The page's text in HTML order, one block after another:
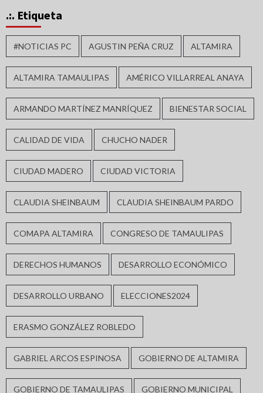
.:. Etiqueta
#NOTICIAS PC AGUSTIN PEÑA CRUZ ALTAMIRA
ALTAMIRA TAMAULIPAS AMÉRICO VILLARREAL ANAYA
ARMANDO MARTÍNEZ MANRÍQUEZ BIENESTAR SOCIAL
CALIDAD DE VIDA CHUCHO NADER
CIUDAD MADERO CIUDAD VICTORIA
CLAUDIA SHEINBAUM CLAUDIA SHEINBAUM PARDO
COMAPA ALTAMIRA CONGRESO DE TAMAULIPAS
DERECHOS HUMANOS DESARROLLO ECONÓMICO
DESARROLLO URBANO ELECCIONES2024
ERASMO GONZÁLEZ ROBLEDO
GABRIEL ARCOS ESPINOSA GOBIERNO DE ALTAMIRA
GOBIERNO DE TAMAULIPAS GOBIERNO MUNICIPAL